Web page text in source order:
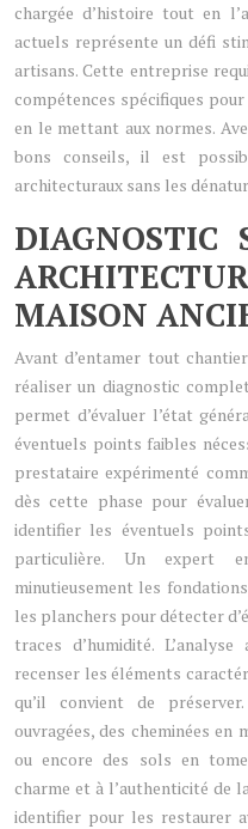
chargée d’histoire tout en
actuels représente un défi
artisans. Cette entreprise
compétences spécifiques
en le mettant aux normes.
bons conseils, il est
architecturaux sans les
DIAGNOSTIC
MAISON
Avant d’entamer tout
réaliser un diagnostic
permet d’évaluer l’état
éventuels points faibles
prestataire expérimenté
dès cette phase pour
identifier les éventuels
particulière. Un expert
minutieusement les
les planchers pour détecter
traces d’humidité.
recenser les éléments
qu’il convient de
ouvragées, des cheminées en
ou encore des sols en
charme et à l’authenticité de
identifier pour les restaurer